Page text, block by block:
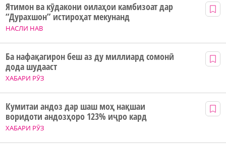
НАСЛИ НАВ
Ятимон ва кӯдакони оилаҳои камбизоат дар
“Дурахшон” истироҳат мекунанд
ХАБАРИ РӮЗ
Ба нафақагирон беш аз ду миллиард сомонӣ
дода шудааст
ХАБАРИ РӮЗ
Кумитаи андоз дар шаш моҳ нақшаи
воридоти андозҳоро 123% иҷро кард